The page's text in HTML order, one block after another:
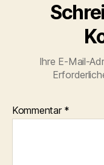
Ihre E-Mail-
Kommentar *